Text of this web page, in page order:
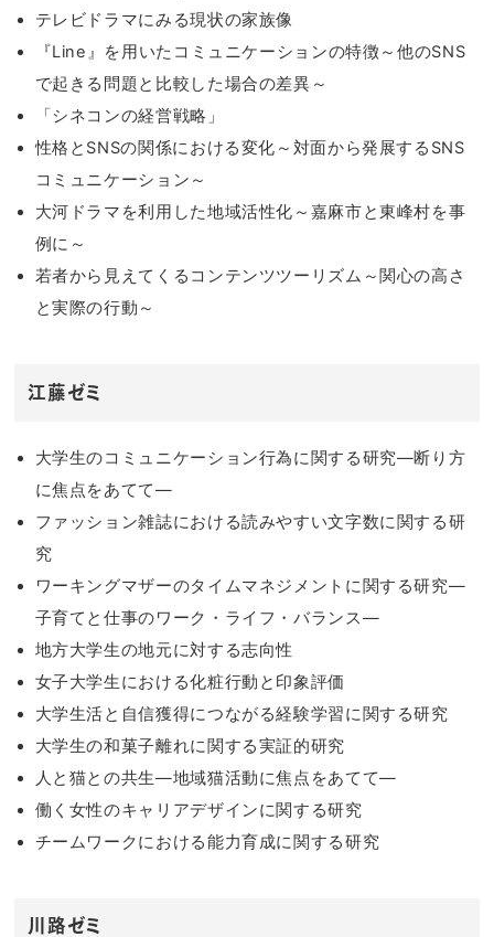
テレビドラマにみる現状の家族像
『Line』を用いたコミュニケーションの特徴～他のSNS
で起きる問題と比較した場合の差異～
「シネコンの経営戦略」
性格とSNSの関係における変化～対面から発展するSNS
コミュニケーション～
大河ドラマを利用した地域活性化～嘉麻市と東峰村を事
例に～
若者から見えてくるコンテンツツーリズム～関心の高さ
と実際の行動～
江藤ゼミ
大学生のコミュニケーション行為に関する研究―断り方
に焦点をあてて―
ファッション雑誌における読みやすい文字数に関する研
究
ワーキングマザーのタイムマネジメントに関する研究―
子育てと仕事のワーク・ライフ・バランス―
地方大学生の地元に対する志向性
女子大学生における化粧行動と印象評価
大学生活と自信獲得につながる経験学習に関する研究
大学生の和菓子離れに関する実証的研究
人と猫との共生―地域猫活動に焦点をあてて―
働く女性のキャリアデザインに関する研究
チームワークにおける能力育成に関する研究
川路ゼミ